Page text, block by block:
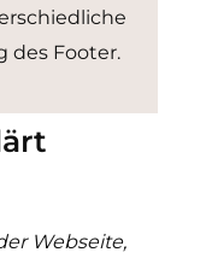
des Footer.
Webseite,